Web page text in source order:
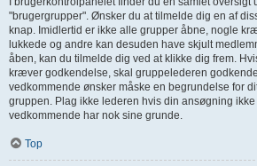
"brugergrupper". Ønsker du at tilmelde dig en af
knap. Imidlertid er ikke alle grupper åbne, nogle
lukkede og andre kan desuden have skjult
åben, kan du tilmelde dig ved at klikke dig frem.
kræver godkendelse, skal gruppelederen
vedkommende ønsker måske en begrundelse for
gruppen. Plag ikke lederen hvis din ansøgning
vedkommende har nok sine grunde.
Top